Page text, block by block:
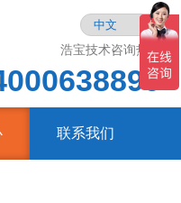
浩宝技术咨询热线
联系我们